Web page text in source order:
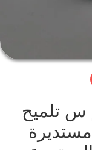
س تلميح